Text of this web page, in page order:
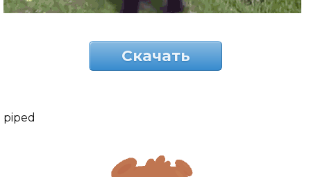
Скачать
piped